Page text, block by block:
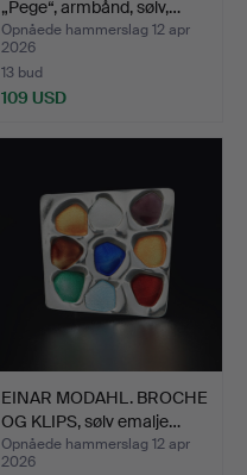
„Pege“, armbånd, sølv,…
Opnåede hammerslag 12 apr
2026
13 bud
109 USD
EINAR MODAHL. BROCHE
OG KLIPS, sølv emalje…
Opnåede hammerslag 12 apr
2026